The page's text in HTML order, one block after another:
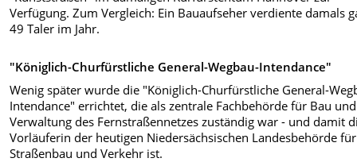
Verfügung. Zum Vergleich: Ein Bauaufseher verdiente damals
49 Taler im Jahr.
"Königlich-Churfürstliche General-Wegbau-Intendance"
Wenig später wurde die "Königlich-Churfürstliche General-
Intendance" errichtet, die als zentrale Fachbehörde für Bau und
Verwaltung des Fernstraßennetzes zuständig war - und damit
Vorläuferin der heutigen Niedersächsischen Landesbehörde für
Straßenbau und Verkehr ist.